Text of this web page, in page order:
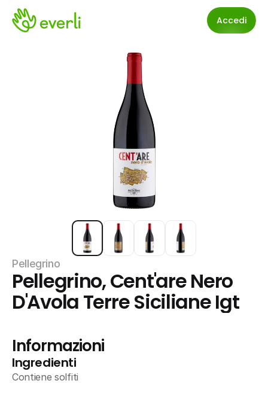
Accedi
Pellegrino
Pellegrino, Cent'are Nero
D'Avola Terre Siciliane Igt
Informazioni
Ingredienti
Contiene solfiti